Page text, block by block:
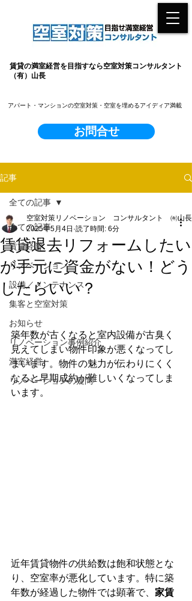
賃貸の満室経営を目指すなら空室対策コンサルタント
（有）山長
お問合せ
​アパート・マンションの空室対策・空室を埋めるアイディア満載
記事
全ての記事
賃貸経営
リノベーション
設備／メンテナンス
集客と空室対策
お知らせ
リノベーション事例紹介
満室経営
リノベーションの疑問
全ての記事
賃貸退去リフォームしたい
が手元に資金がない！どう
したらいい？
空室対策リノベーション コンサルタント ㈲山長
2025年5月4日 読了時間: 6分
築年数が古くなると室内設備が古臭く
見えてしまい物件印象が悪くなってし
まいます。物件の魅力が伝わりにくく
なると早期成約が難しいくなってしま
います。
近年賃貸物件の供給数は飽和状態とな
り、空室率が悪化しています。特に築
年数が経過した物件では顕著で、 家賃